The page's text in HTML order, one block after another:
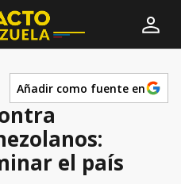
Añadir como fuente en
el país